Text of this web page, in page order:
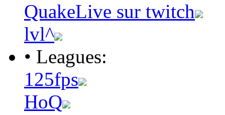
QuakeLive sur twitch
lvl^
• Leagues:
125fps
HoQ